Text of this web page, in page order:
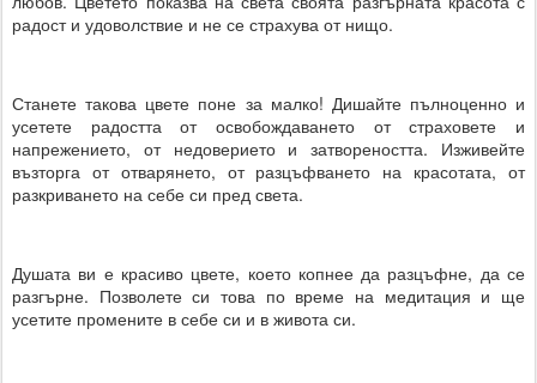
радост и удоволствие и не се страхува от нищо.
Станете такова цвете поне за малко! Дишайте пълноценно и
усетете радостта от освобождаването от страховете и
напрежението, от недоверието и затвореността. Изживейте
възторга от отварянето, от разцъфването на красотата, от
разкриването на себе си пред света.
Душата ви е красиво цвете, което копнее да разцъфне, да се
разгърне. Позволете си това по време на медитация и ще
усетите промените в себе си и в живота си.